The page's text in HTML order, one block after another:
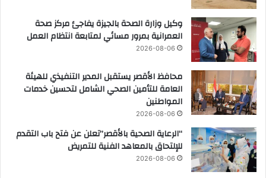
وكيل وزارة الصحة بالجيزة يفاجئ مركز صحة
العمرانية بمرور مسائي لمتابعة انتظام العمل
2026-08-06
محافظ الأقصر يستقبل المدير التنفيذي للهيئة
العامة للتأمين الصحي الشامل لتحسين خدمات
المواطنين
2026-08-06
“الرعاية الصحية بالأقصر”تعلن عن فتح باب التقدم
للإلتحاق بالمعاهد الفنية للتمريض
2026-08-06